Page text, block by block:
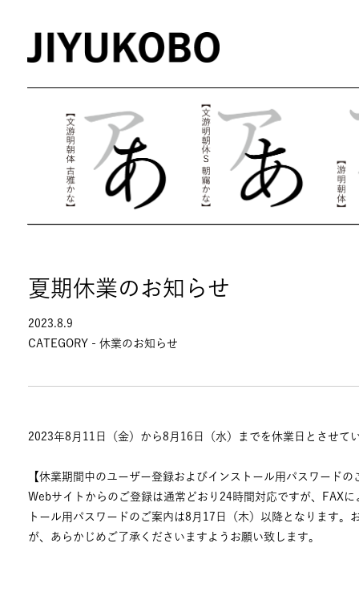
夏期休業のお知らせ
2023.8.9
CATEGORY - 休業のお知らせ
2023年8月11日（金）から8月16日（水）までを休業日とさせて
【休業期間中のユーザー登録およびインストール用パスワードの
Webサイトからのご登録は通常どおり24時間対応ですが、FAX
トール用パスワードのご案内は8月17日（木）以降となります
が、あらかじめご了承くださいますようお願い致します。